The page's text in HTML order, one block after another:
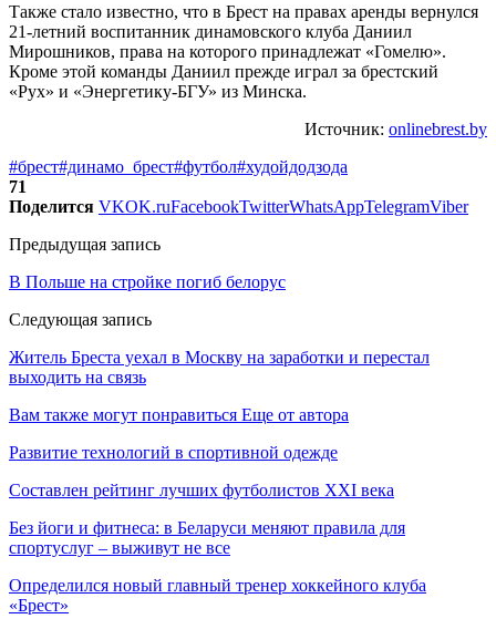
Также стало известно, что в Брест на правах аренды вернулся
21-летний воспитанник динамовского клуба Даниил
Мирошников, права на которого принадлежат «Гомелю»‎.
Кроме этой команды Даниил прежде играл за брестский
«Рух»‎ и «Энергетику-БГУ» из Минска.
Источник: onlinebrest.by
#брест#динамо_брест#футбол#худойдодзода
71
Поделится VKOK.ruFacebookTwitterWhatsAppTelegramViber
Предыдущая запись
В Польше на стройке погиб белорус
Следующая запись
Житель Бреста уехал в Москву на заработки и перестал
выходить на связь
Вам также могут понравиться Еще от автора
Развитие технологий в спортивной одежде
Составлен рейтинг лучших футболистов XXI века
Без йоги и фитнеса: в Беларуси меняют правила для
спортуслуг – выживут не все
Определился новый главный тренер хоккейного клуба
«Брест»